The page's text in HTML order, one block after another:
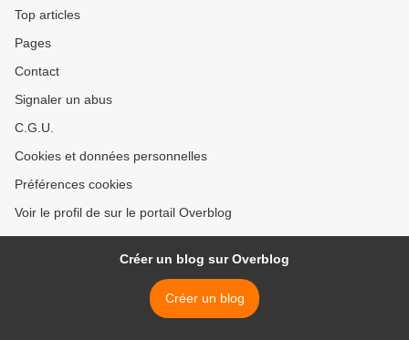
Top articles
Pages
Contact
Signaler un abus
C.G.U.
Cookies et données personnelles
Préférences cookies
Voir le profil de sur le portail Overblog
Créer un blog sur Overblog
Créer un blog